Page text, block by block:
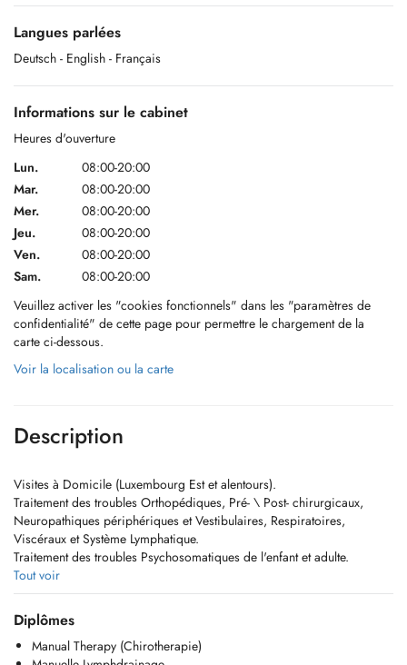
Langues parlées
Deutsch - English - Français
Informations sur le cabinet
Heures d'ouverture
Lun.
08:00-20:00
Mar.
08:00-20:00
Mer.
08:00-20:00
Jeu.
08:00-20:00
Ven.
08:00-20:00
Sam.
08:00-20:00
Veuillez activer les "cookies fonctionnels" dans les "paramètres de
confidentialité" de cette page pour permettre le chargement de la
carte ci-dessous.
Voir la localisation ou la carte
Description
Visites à Domicile (Luxembourg Est et alentours).
Traitement des troubles Orthopédiques, Pré- \ Post- chirurgicaux,
Neuropathiques périphériques et Vestibulaires, Respiratoires,
Viscéraux et Système Lymphatique.
Traitement des troubles Psychosomatiques de l'enfant et adulte.
Joignable comme suit:
+ 352 661 58 78 28
Kine.zabel@pm.me
Tout voir
Diplômes
Manual Therapy (Chirotherapie)